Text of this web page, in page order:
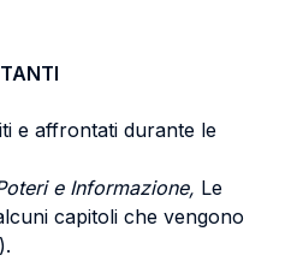
e affrontati durante le
e Informazione, Le
capitoli che vengono